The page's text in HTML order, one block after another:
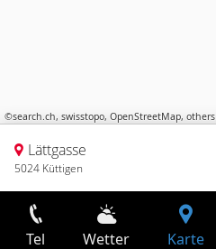
©search.ch, swisstopo, OpenStreetMap, others
Lättgasse
5024 Küttigen
Tel Wetter Karte